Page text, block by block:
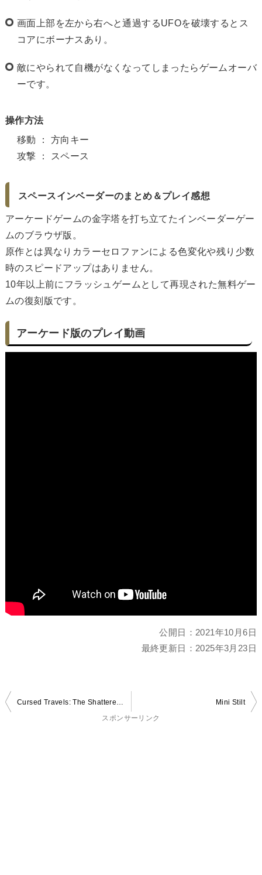
画面上部を左から右へと通過するUFOを破壊するとス
コアにボーナスあり。
敵にやられて自機がなくなってしまったらゲームオーバ
ーです。
操作方法
移動 ： 方向キー
攻撃 ： スペース
スペースインベーダーのまとめ＆プレイ感想
アーケードゲームの金字塔を打ち立てたインベーダーゲー
ムのブラウザ版。
原作とは異なりカラーセロファンによる色変化や残り少数
時のスピードアップはありません。
10年以上前にフラッシュゲームとして再現された無料ゲー
ムの復刻版です。
アーケード版のプレイ動画
公開日： 2021年10月6日
最終更新日： 2025年3月23日
投
Cursed Travels: The Shattered Labyrinth
Mini Stilt
スポンサーリンク